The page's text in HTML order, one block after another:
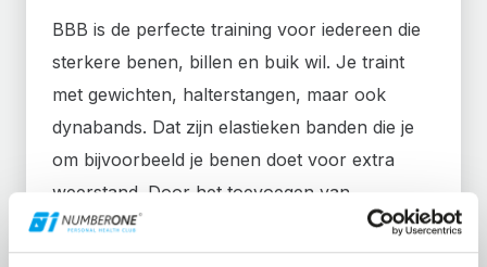
BBB is de perfecte training voor iedereen die
sterkere benen, billen en buik wil. Je traint
met gewichten, halterstangen, maar ook
dynabands. Dat zijn elastieken banden die je
om bijvoorbeeld je benen doet voor extra
weerstand. Door het toevoegen van
weerstand aan je oefeningen, daag je jezelf
net iets meer uit en worden je spieren